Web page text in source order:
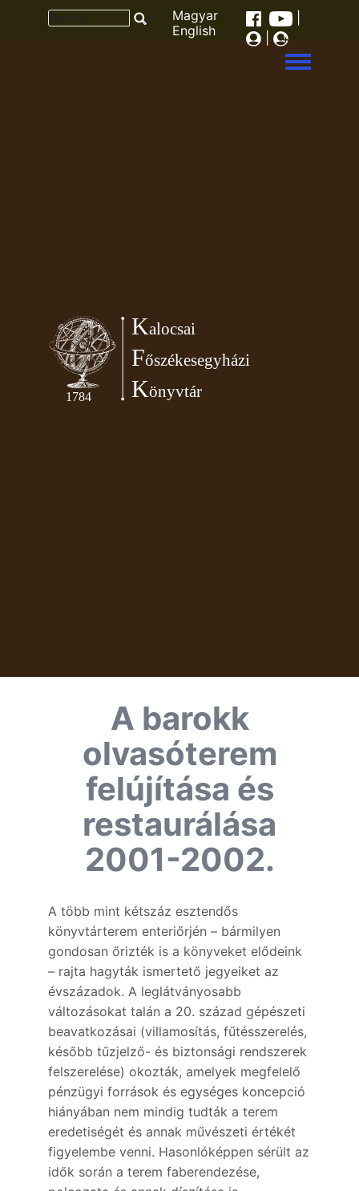
Magyar
English
Toggle
A barokk
olvasóterem
felújítása és
restaurálása
2001-2002.
A több mint kétszáz esztendős
könyvtárterem enteriőrjén – bármilyen
gondosan őrizték is a könyveket elődeink
– rajta hagyták ismertető jegyeiket az
évszázadok. A leglátványosabb
változásokat talán a 20. század gépészeti
beavatkozásai (villamosítás, fűtésszerelés,
később tűzjelző- és biztonsági rendszerek
felszerelése) okozták, amelyek megfelelő
pénzügyi források és egységes koncepció
hiányában nem mindig tudták a terem
eredetiségét és annak művészeti értékét
figyelembe venni. Hasonlóképpen sérült az
idők során a terem faberendezése,